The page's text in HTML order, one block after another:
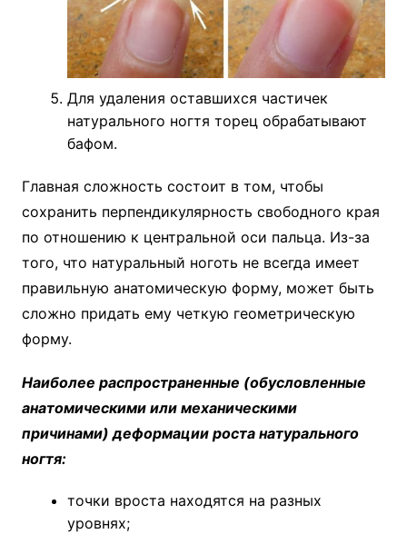
Для удаления оставшихся частичек
натурального ногтя торец обрабатывают
бафом.
Главная сложность состоит в том, чтобы
сохранить перпендикулярность свободного края
по отношению к центральной оси пальца. Из-за
того, что натуральный ноготь не всегда имеет
правильную анатомическую форму, может быть
сложно придать ему четкую геометрическую
форму.
Наиболее распространенные (обусловленные
анатомическими или механическими
причинами) деформации роста натурального
ногтя:
точки вроста находятся на разных
уровнях;